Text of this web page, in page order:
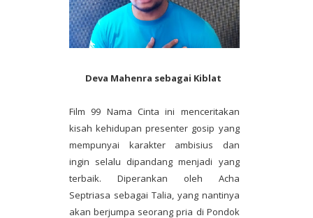
Deva Mahenra sebagai Kiblat
Film 99 Nama Cinta ini menceritakan
kisah kehidupan presenter gosip yang
mempunyai karakter ambisius dan
ingin selalu dipandang menjadi yang
terbaik. Diperankan oleh Acha
Septriasa sebagai Talia, yang nantinya
akan berjumpa seorang pria di Pondok